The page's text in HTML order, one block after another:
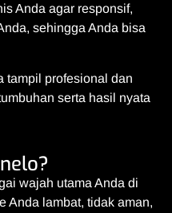
Anda agar responsif,
sehingga Anda bisa
tampil profesional dan
serta hasil nyata
wajah utama Anda di
Anda lambat, tidak aman,